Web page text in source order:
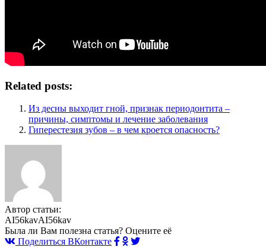
Related posts:
Из десны выходит гной, признак периодонтита –
причины, симптомы и лечение заболевания
Гиперестезия зубов – в чем кроется опасность?
Автор статьи:
AI56kavAI56kav
Была ли Вам полезна статья? Оцените её
Поделиться ВКонтакте